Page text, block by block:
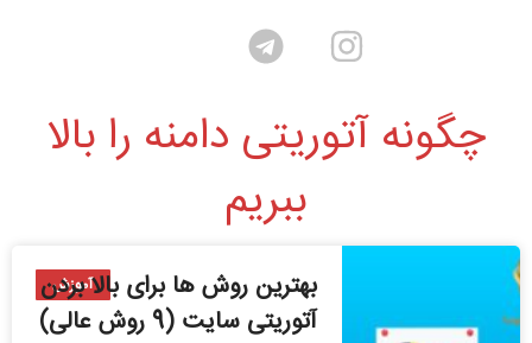
چگونه آتوریتی دامنه را بالا
ببریم
آموزش
بهترین روش ها برای بالا بردن
آتوریتی سایت (9 روش عالی)